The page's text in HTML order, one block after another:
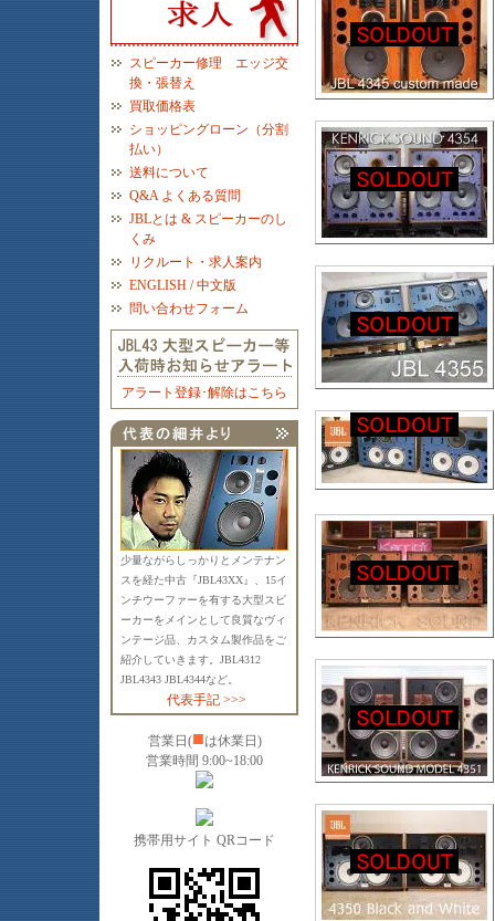
スピーカー修理 エッジ交
換・張替え
買取価格表
ショッピングローン（分割
払い）
送料について
Q&A よくある質問
JBLとは & スピーカーのし
くみ
リクルート・求人案内
ENGLISH / 中文版
問い合わせフォーム
アラート登録･解除はこちら
少量ながらしっかりとメンテナン
スを経た中古『JBL43XX』、15イ
ンチウーファーを有する大型スピ
ーカーをメインとして良質なヴィ
ンテージ品、カスタム製作品をご
紹介していきます。JBL4312
JBL4343 JBL4344など。
代表手記 >>>
営業日(■は休業日)
営業時間 9:00~18:00
携帯用サイト QRコード